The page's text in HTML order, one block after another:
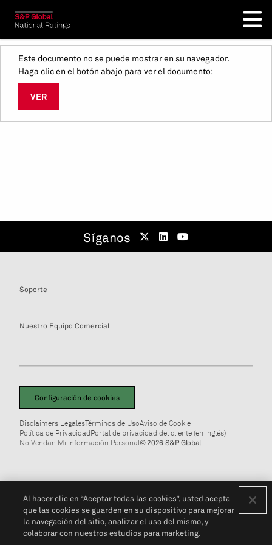
Este documento no se puede mostrar en su navegador.
Haga clic en el botón abajo para ver el documento:
VER
Síganos
Soporte
Nuestro Equipo Comercial
Configuración de cookies
Disclaimers LegalesTérminos de UsoAviso de Cookie
Política de PrivacidadPortal de privacidad del cliente (en inglés)
No Vendan Mi Información Personal© 2026 S&P Global
Al hacer clic en “Aceptar todas las cookies”, usted acepta
que las cookies se guarden en su dispositivo para mejorar
la navegación del sitio, analizar el uso del mismo, y
colaborar con nuestros estudios para marketing.